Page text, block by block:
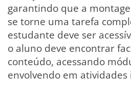
garantindo que a
se torne uma tarefa
estudante deve ser
o aluno deve encontrar
conteúdo, acessando
envolvendo em